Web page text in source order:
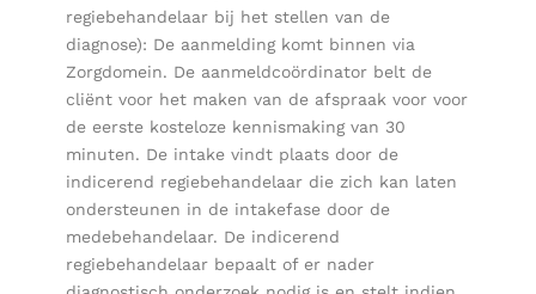
regiebehandelaar bij het stellen van de
diagnose): De aanmelding komt binnen via
Zorgdomein. De aanmeldcoördinator belt de
cliënt voor het maken van de afspraak voor voor
de eerste kosteloze kennismaking van 30
minuten. De intake vindt plaats door de
indicerend regiebehandelaar die zich kan laten
ondersteunen in de intakefase door de
medebehandelaar. De indicerend
regiebehandelaar bepaalt of er nader